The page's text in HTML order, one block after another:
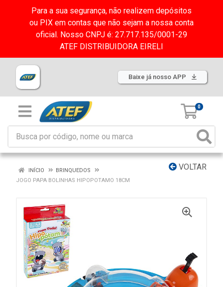
Para a sua segurança, não realizem depósitos
ou PIX em contas que não sejam a nossa conta
oficial. Nosso CNPJ é: 27.717.135/0001-29
ATEF DISTRIBUIDORA EIRELI
Baixe já nosso APP
0
VOLTAR
INÍCIO
BRINQUEDOS
JOGO PAPA BOLINHAS HIPOPOTAMO 18CM